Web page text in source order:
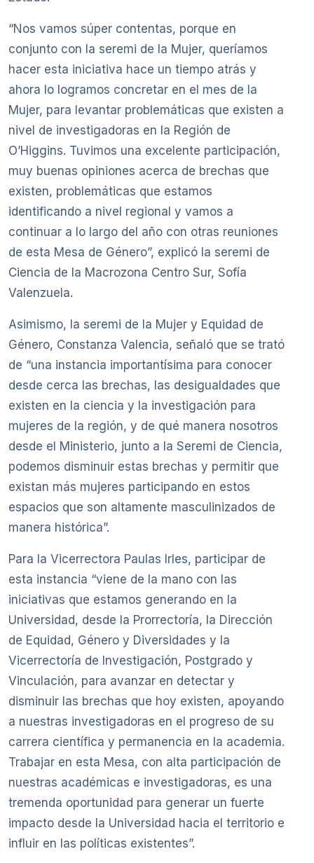
“Nos vamos súper contentas, porque en
conjunto con la seremi de la Mujer, queríamos
hacer esta iniciativa hace un tiempo atrás y
ahora lo logramos concretar en el mes de la
Mujer, para levantar problemáticas que existen a
nivel de investigadoras en la Región de
O’Higgins. Tuvimos una excelente participación,
muy buenas opiniones acerca de brechas que
existen, problemáticas que estamos
identificando a nivel regional y vamos a
continuar a lo largo del año con otras reuniones
de esta Mesa de Género”, explicó la seremi de
Ciencia de la Macrozona Centro Sur, Sofía
Valenzuela.
Asimismo, la seremi de la Mujer y Equidad de
Género, Constanza Valencia, señaló que se trató
de “una instancia importantísima para conocer
desde cerca las brechas, las desigualdades que
existen en la ciencia y la investigación para
mujeres de la región, y de qué manera nosotros
desde el Ministerio, junto a la Seremi de Ciencia,
podemos disminuir estas brechas y permitir que
existan más mujeres participando en estos
espacios que son altamente masculinizados de
manera histórica”.
Para la Vicerrectora Paulas Irles, participar de
esta instancia “viene de la mano con las
iniciativas que estamos generando en la
Universidad, desde la Prorrectoría, la Dirección
de Equidad, Género y Diversidades y la
Vicerrectoría de Investigación, Postgrado y
Vinculación, para avanzar en detectar y
disminuir las brechas que hoy existen, apoyando
a nuestras investigadoras en el progreso de su
carrera científica y permanencia en la academia.
Trabajar en esta Mesa, con alta participación de
nuestras académicas e investigadoras, es una
tremenda oportunidad para generar un fuerte
impacto desde la Universidad hacia el territorio e
influir en las políticas existentes”.